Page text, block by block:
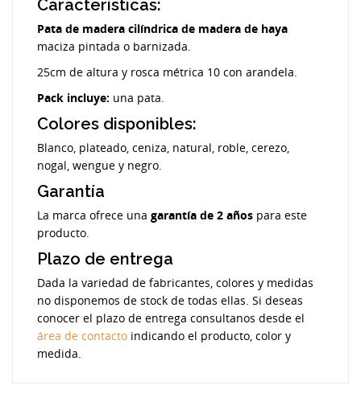
Características:
Pata de madera cilíndrica de madera de haya
maciza pintada o barnizada.
25cm de altura y rosca métrica 10 con arandela.
Pack incluye: una pata.
Colores disponibles:
Blanco, plateado, ceniza, natural, roble, cerezo,
nogal, wengue y negro.
Garantía
La marca ofrece una garantía de 2 años para este
producto.
Plazo de entrega
Dada la variedad de fabricantes, colores y medidas
no disponemos de stock de todas ellas. Si deseas
conocer el plazo de entrega consultanos desde el
área de contacto indicando el producto, color y
medida.